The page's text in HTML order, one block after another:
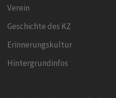
Verein
Geschichte des KZ
Erinnerungskultur
Hintergrundinfos